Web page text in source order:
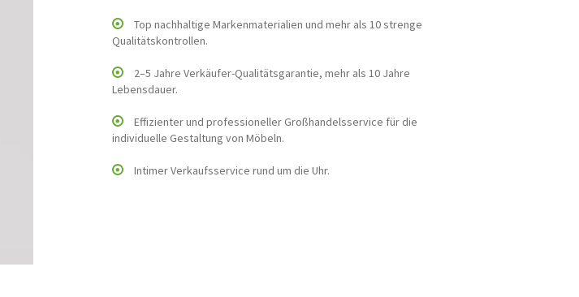
Top nachhaltige Markenmaterialien und mehr als 10 strenge
Qualitätskontrollen.
2–5 Jahre Verkäufer-Qualitätsgarantie, mehr als 10 Jahre
Lebensdauer.
Effizienter und professioneller Großhandelsservice für die
individuelle Gestaltung von Möbeln.
Intimer Verkaufsservice rund um die Uhr.